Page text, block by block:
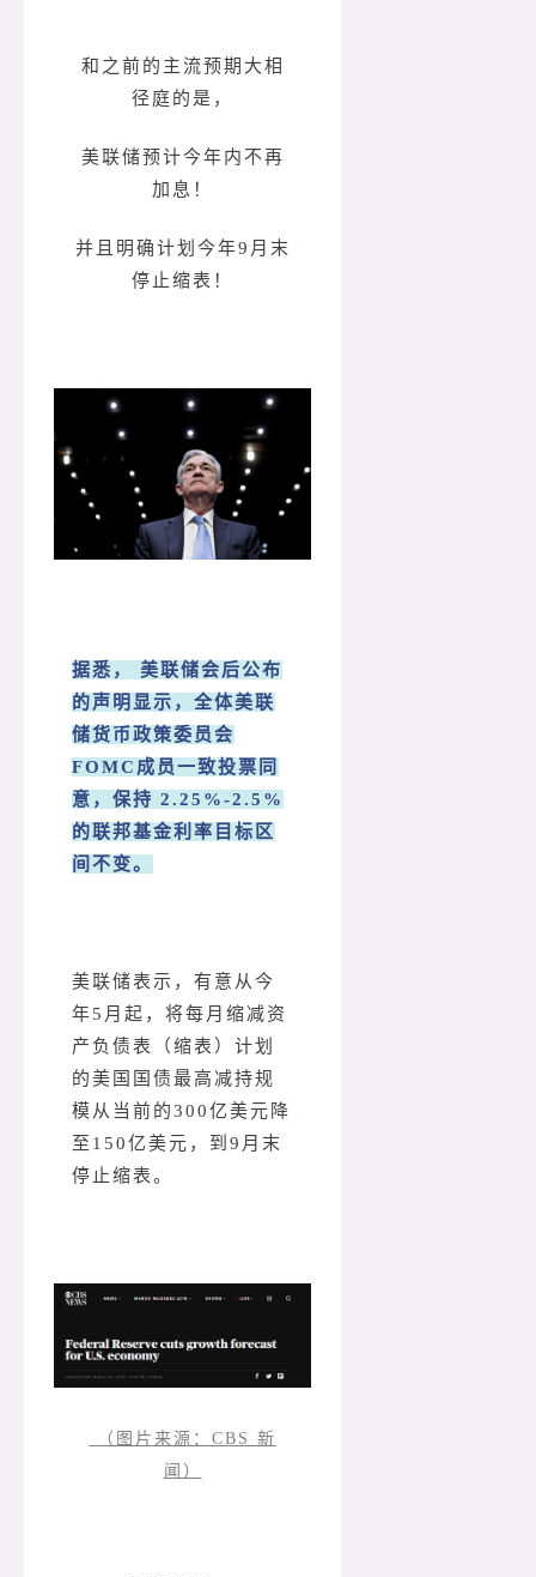
和之前的主流预期大相
径庭的是，
美联储预计今年内不再
加息！
并且明确计划今年9月末
停止缩表！
据悉， 美联储会后公布
的声明显示，全体美联
储货币政策委员会
FOMC成员一致投票同
意，保持 2.25%-2.5%
的联邦基金利率目标区
间不变。
美联储表示，有意从今
年5月起，将每月缩减资
产负债表（缩表）计划
的美国国债最高减持规
模从当前的300亿美元降
至150亿美元，到9月末
停止缩表。
（图片来源：CBS 新
闻）